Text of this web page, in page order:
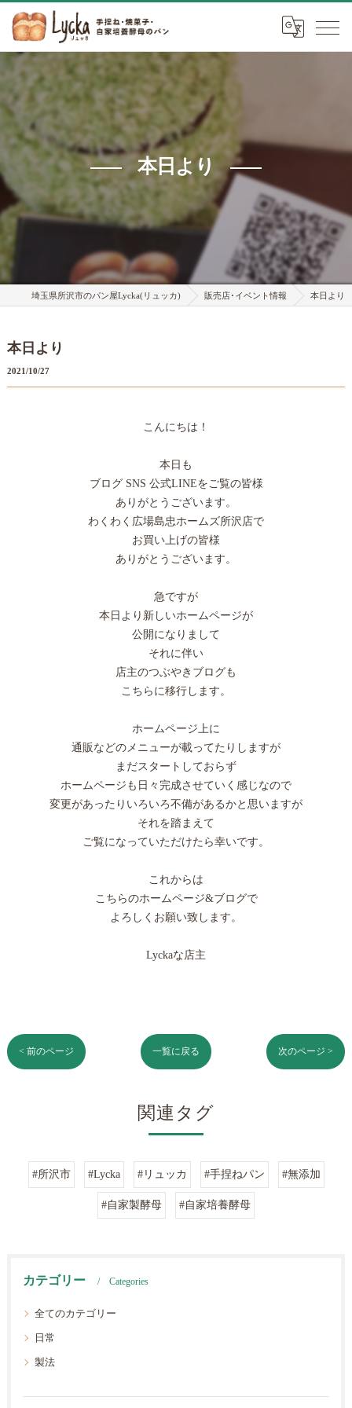
本日より
埼玉県所沢市のパン屋Lycka(リュッカ) 販売店･イベント情報 本日より
本日より
2021/10/27
こんにちは！
本日も
ブログ SNS 公式LINEをご覧の皆様
ありがとうございます。
わくわく広場島忠ホームズ所沢店で
お買い上げの皆様
ありがとうございます。
急ですが
本日より新しいホームページが
公開になりまして
それに伴い
店主のつぶやきブログも
こちらに移行します。
ホームページ上に
通販などのメニューが載ってたりしますが
まだスタートしておらず
ホームページも日々完成させていく感じなので
変更があったりいろいろ不備があるかと思いますが
それを踏まえて
ご覧になっていただけたら幸いです。
これからは
こちらのホームページ&ブログで
よろしくお願い致します。
Lyckaな店主
< 前のページ 一覧に戻る 次のページ >
関連タグ
#所沢市 #Lycka #リュッカ #手捏ねパン #無添加
#自家製酵母 #自家培養酵母
カテゴリー Categories
全てのカテゴリー
日常
製法